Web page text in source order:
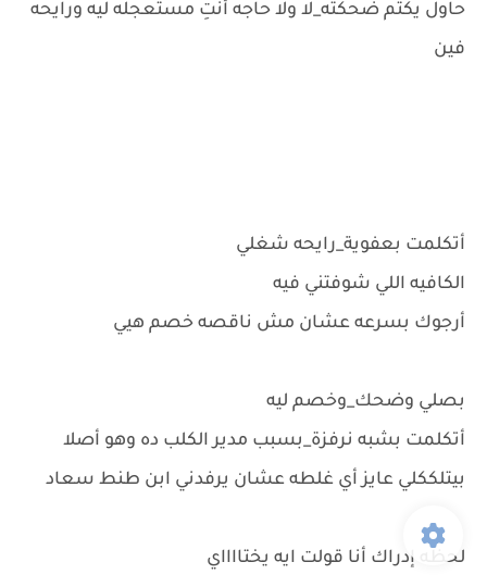
حاول يكتم ضحكته_لا ولا حاجه أنتِ مستعجله ليه ورايحه
فين
أتكلمت بعفوية_رايحه شغلي
الكافيه اللي شوفتني فيه
أرجوك بسرعه عشان مش ناقصه خصم هيي
بصلي وضحك_وخصم ليه
أتكلمت بشبه نرفزة_بسبب مدير الكلب ده وهو أصلا
بيتلككلي عايز أي غلطه عشان يرفدني ابن طنط سعاد
لحظه إدراك أنا قولت ايه يختااااي